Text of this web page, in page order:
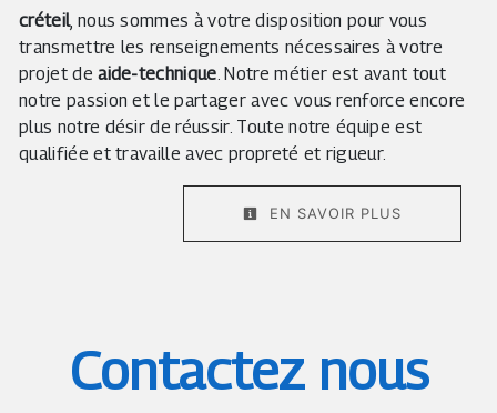
créteil, nous sommes à votre disposition pour vous
transmettre les renseignements nécessaires à votre
projet deaide-technique. Notre métier est avant tout
notre passion et le partager avec vous renforce encore
plus notre désir de réussir. Toute notre équipe est
qualifiée et travaille avec propreté et rigueur.
EN SAVOIR PLUS
Contactez nous